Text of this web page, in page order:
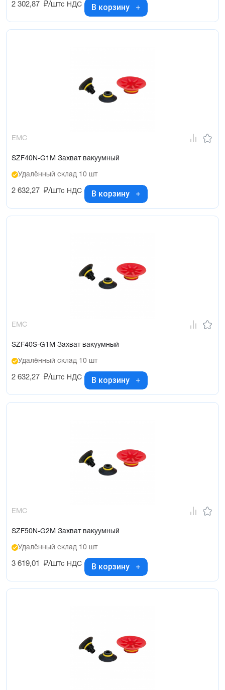
2 302,87 ₽/штс НДС В корзину
EMC
SZF40N-G1M Захват вакуумный
Удалённый склад 10 шт
2 632,27 ₽/штс НДС В корзину
EMC
SZF40S-G1M Захват вакуумный
Удалённый склад 10 шт
2 632,27 ₽/штс НДС В корзину
EMC
SZF50N-G2M Захват вакуумный
Удалённый склад 10 шт
3 619,01 ₽/штс НДС В корзину